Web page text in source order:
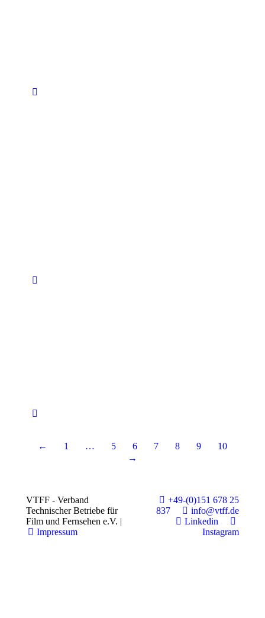
← 1 … 5 6 7 8 9
10
→
VTFF - Verband
Technischer Betriebe für
Film und Fernsehen e.V. |
Impressum
+49-(0)151 678 25
837
info@vtff.de
Linkedin
Instagram